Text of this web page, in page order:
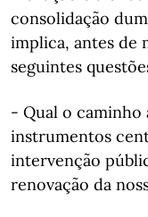
consolidação
implica, antes de
seguintes
- Qual o caminho
instrumentos
intervenção
renovação da